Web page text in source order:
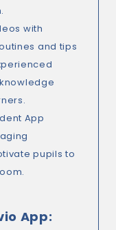
with
and tips
App
pupils to
App: